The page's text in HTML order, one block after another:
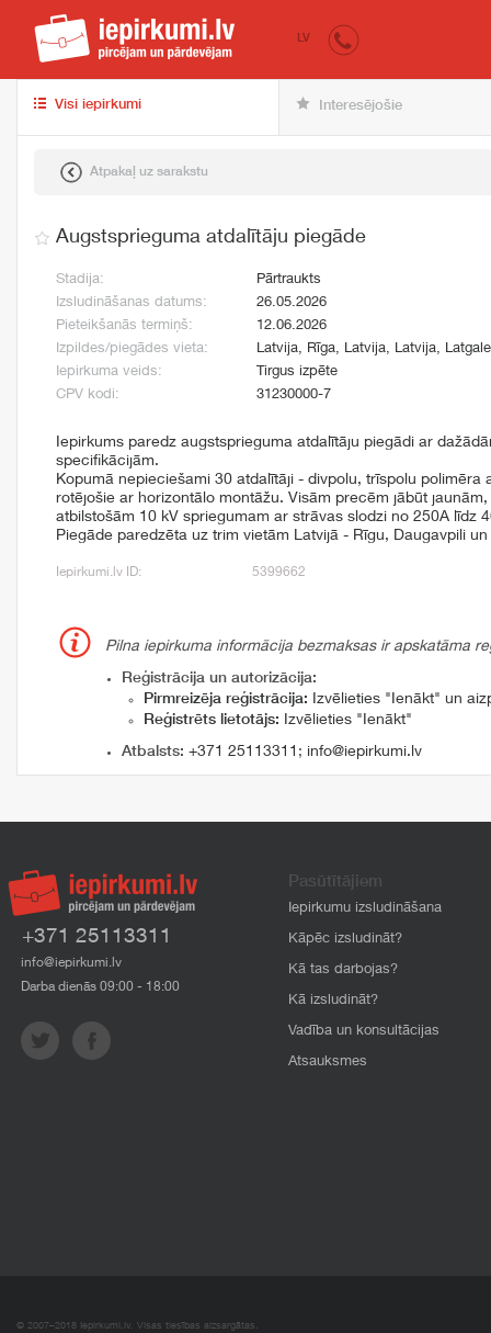
iepirkumi.lv
LV
Visi iepirkumi Interesējošie
Atpakaļ uz sarakstu
Augstsprieguma atdalītāju piegāde
Stadija:
Pārtraukts
Izsludināšanas datums:
26.05.2026
Pieteikšanās termiņš:
12.06.2026
Izpildes/piegādes vieta:
Latvija, Rīga, Latvija, Latvija,
Iepirkuma veids:
Tirgus izpēte
CPV kodi:
31230000-7
Iepirkums paredz augstsprieguma atdalītāju piegādi ar
specifikācijām.
Kopumā nepieciešami 30 atdalītāji - divpolu, trīspolu polimēra
rotējošie ar horizontālo montāžu. Visām precēm jābūt
atbilstošām 10 kV spriegumam ar strāvas slodzi no 250A līdz
Piegāde paredzēta uz trim vietām Latvijā - Rīgu, Daugavpili
Iepirkumi.lv ID: 5399662
Pilna iepirkuma informācija bezmaksas ir apskatāma
Reģistrācija un autorizācija:
Pirmreizēja reģistrācija: Izvēlieties "Ienākt" un
Reģistrēts lietotājs: Izvēlieties "Ienākt"
Atbalsts: +371 25113311 ; info@iepirkumi.lv
+371 25113311
info@iepirkumi.lv
Darba dienās 09:00 - 18:00
Pasūtītājiem
Iepirkumu izsludināšana
Kāpēc izsludināt?
Kā tas darbojas?
Kā izsludināt?
Vadība un konsultācijas
Atsauksmes
© 2007–2018 Iepirkumi.lv. Visas tiesības aizsargātas.